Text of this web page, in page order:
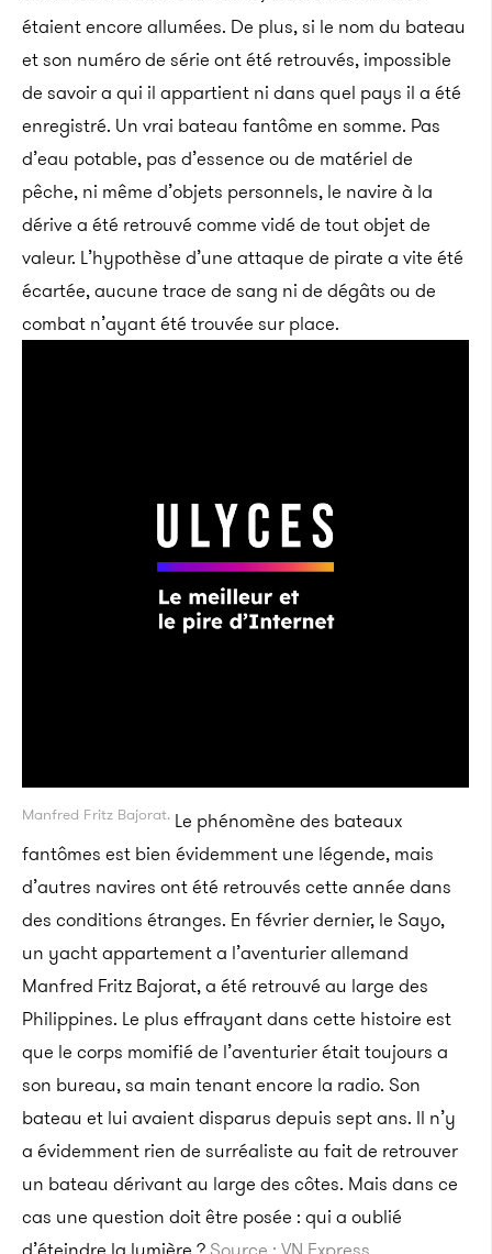
étaient encore allumées. De plus, si le nom du bateau
et son numéro de série ont été retrouvés, impossible
de savoir a qui il appartient ni dans quel pays il a été
enregistré. Un vrai bateau fantôme en somme. Pas
d’eau potable, pas d’essence ou de matériel de
pêche, ni même d’objets personnels, le navire à la
dérive a été retrouvé comme vidé de tout objet de
valeur. L’hypothèse d’une attaque de pirate a vite été
écartée, aucune trace de sang ni de dégâts ou de
combat n’ayant été trouvée sur place.
Manfred Fritz Bajorat. Le phénomène des bateaux
fantômes est bien évidemment une légende, mais
d’autres navires ont été retrouvés cette année dans
des conditions étranges. En février dernier, le Sayo,
un yacht appartement a l’aventurier allemand
Manfred Fritz Bajorat, a été retrouvé au large des
Philippines. Le plus effrayant dans cette histoire est
que le corps momifié de l’aventurier était toujours a
son bureau, sa main tenant encore la radio. Son
bateau et lui avaient disparus depuis sept ans. Il n’y
a évidemment rien de surréaliste au fait de retrouver
un bateau dérivant au large des côtes. Mais dans ce
cas une question doit être posée : qui a oublié